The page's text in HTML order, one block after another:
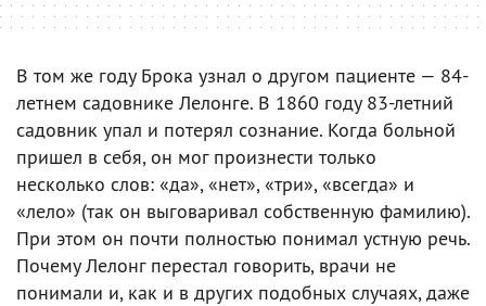
В том же году Брока узнал о другом пациенте — 84-
летнем садовнике Лелонге. В 1860 году 83-летний
садовник упал и потерял сознание. Когда больной
пришел в себя, он мог произнести только
несколько слов: «да», «нет», «три», «всегда» и
«лело» (так он выговаривал собственную фамилию).
При этом он почти полностью понимал устную речь.
Почему Лелонг перестал говорить, врачи не
понимали и, как и в других подобных случаях, даже